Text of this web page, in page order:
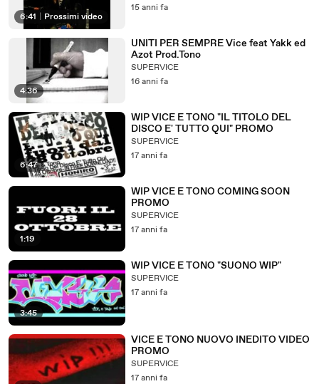
6:41 Prossimi video
15 anni fa
4:36
UNITI PER SEMPRE Vice feat Yakk ed
Azot Prod.Tono
SUPERVICE
16 anni fa
6:47
WIP VICE E TONO "IL TITOLO DEL
DISCO E' TUTTO QUI" PROMO
SUPERVICE
17 anni fa
1:19
WIP VICE E TONO COMING SOON
PROMO
SUPERVICE
17 anni fa
3:45
WIP VICE E TONO "SUONO WIP"
SUPERVICE
17 anni fa
VICE E TONO NUOVO INEDITO VIDEO
PROMO
SUPERVICE
17 anni fa